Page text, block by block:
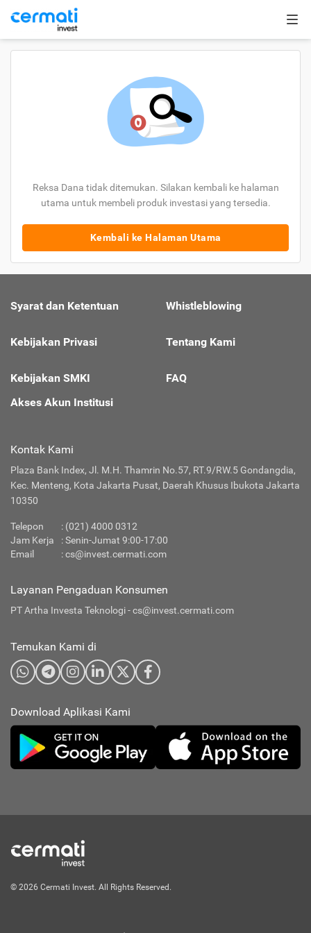
Reksa Dana tidak ditemukan. Silakan kembali ke halaman
utama untuk membeli produk investasi yang tersedia.
Kembali ke Halaman Utama
Syarat dan Ketentuan
Kebijakan Privasi
Kebijakan SMKI
Whistleblowing
Tentang Kami
FAQ
Akses Akun Institusi
Kontak Kami
Plaza Bank Index, Jl. M.H. Thamrin No.57, RT.9/RW.5 Gondangdia,
Kec. Menteng, Kota Jakarta Pusat, Daerah Khusus Ibukota Jakarta
10350
Telepon
: (021) 4000 0312
Jam Kerja
: Senin-Jumat 9:00-17:00
Email
:cs@invest.cermati.com
Layanan Pengaduan Konsumen
PT Artha Investa Teknologi -cs@invest.cermati.com
Temukan Kami di
Download Aplikasi Kami
© 2026 Cermati Invest. All Rights Reserved.